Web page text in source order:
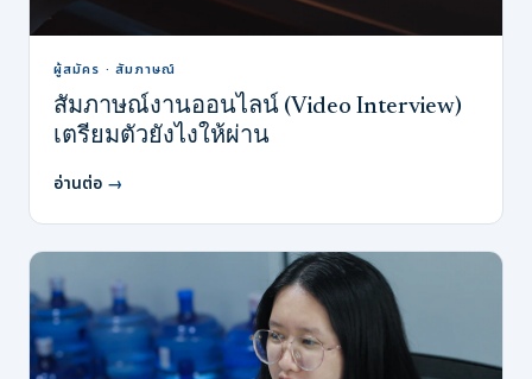
ผู้สมัคร · สัมภาษณ์
สัมภาษณ์งานออนไลน์ (Video Interview)
เตรียมตัวยังไงให้ผ่าน
อ่านต่อ →